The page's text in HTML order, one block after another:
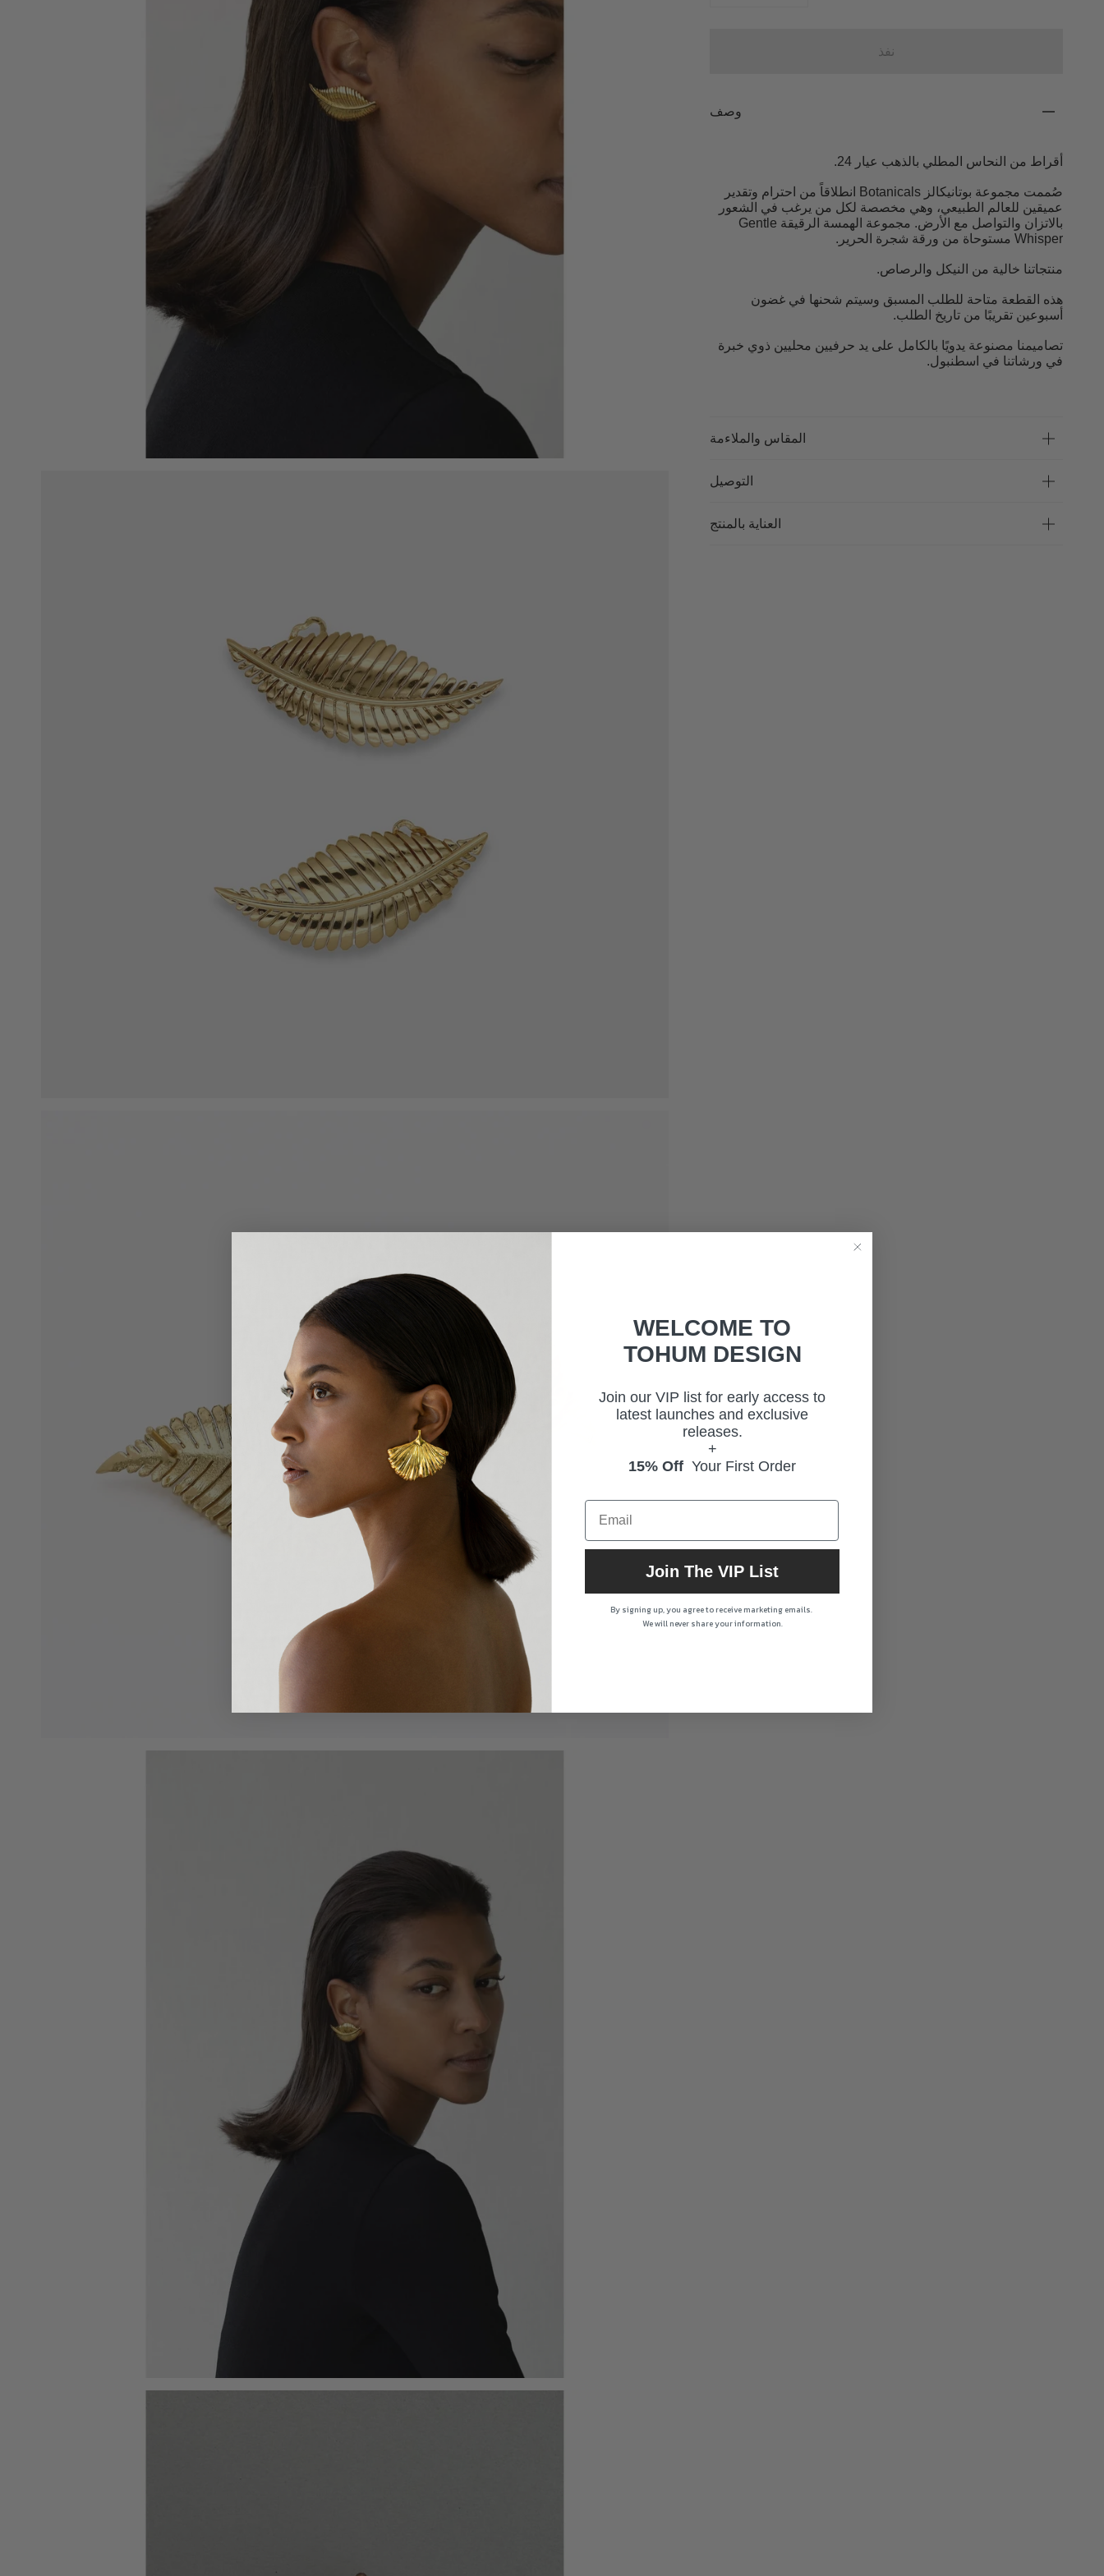
نفذ
وصف
أقراط من النحاس المطلي بالذهب عيار 24.
صُممت مجموعة بوتانيكالز Botanicals انطلاقاً من احترام وتقدير
عميقين للعالم الطبيعي، وهي مخصصة لكل من يرغب في الشعور
بالاتزان والتواصل مع الأرض. مجموعة الهمسة الرقيقة Gentle
Whisper مستوحاة من ورقة شجرة الحرير.
منتجاتنا خالية من النيكل والرصاص.
هذه القطعة متاحة للطلب المسبق وسيتم شحنها في غضون
أسبوعين تقريبًا من تاريخ الطلب.
تصاميمنا مصنوعة يدويًا بالكامل على يد حرفيين محليين ذوي خبرة
في ورشاتنا في اسطنبول.
المقاس والملاءمة
التوصيل
العناية بالمنتج
WELCOME TO
TOHUM DESIGN
Join our VIP list for early access to
latest launches and exclusive
releases.
+
15% Off Your First Order
Join The VIP List
By signing up, you agree to receive marketing emails.
We will never share your information.